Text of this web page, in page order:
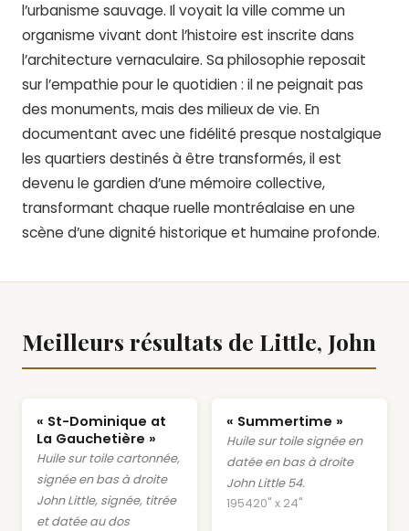
l’urbanisme sauvage. Il voyait la ville comme un
organisme vivant dont l’histoire est inscrite dans
l’architecture vernaculaire. Sa philosophie reposait
sur l’empathie pour le quotidien : il ne peignait pas
des monuments, mais des milieux de vie. En
documentant avec une fidélité presque nostalgique
les quartiers destinés à être transformés, il est
devenu le gardien d’une mémoire collective,
transformant chaque ruelle montréalaise en une
scène d’une dignité historique et humaine profonde.
Meilleurs résultats de Little, John
« St-Dominique at
La Gauchetière »
Huile sur toile cartonnée,
signée en bas à droite
John Little, signée, titrée
et datée au dos
« Summertime »
Huile sur toile signée en
datée en bas à droite
John Little 54.
195420" x 24"